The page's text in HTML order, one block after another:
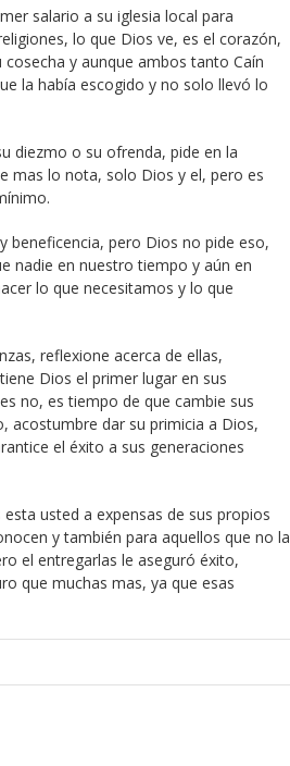
salario a su iglesia local para
lo que Dios ve, es el corazón,
y aunque ambos tanto Caín
la había escogido y no solo llevó lo
diezmo o su ofrenda, pide en la
mas lo nota, solo Dios y el, pero es
beneficencia, pero Dios no pide eso,
nadie en nuestro tiempo y aún en
lo que necesitamos y lo que
reflexione acerca de ellas,
Dios el primer lugar en sus
no, es tiempo de que cambie sus
acostumbre dar su primicia a Dios,
el éxito a sus generaciones
usted a expensas de sus propios
y también para aquellos que no la
el entregarlas le aseguró éxito,
que muchas mas, ya que esas